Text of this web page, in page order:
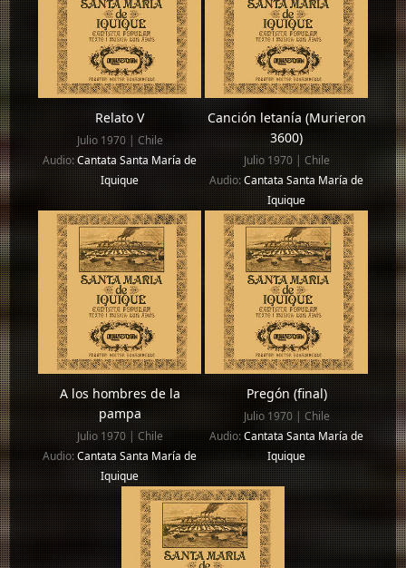
Relato V
Julio 1970 | Chile
Audio:Cantata Santa María de
Iquique
Canción letanía (Murieron
3600)
Julio 1970 | Chile
Audio:Cantata Santa María de
Iquique
A los hombres de la
pampa
Julio 1970 | Chile
Audio:Cantata Santa María de
Iquique
Pregón (final)
Julio 1970 | Chile
Audio:Cantata Santa María de
Iquique